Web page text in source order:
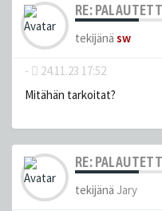
RE:
tekijänä sw
- 24.11.23 17:52
Mitähän tarkoitat?
RE:
tekijänä Jary